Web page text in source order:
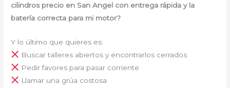
cilindros precio en San Angel con entrega rápida y la
batería correcta para mi motor?
Y lo último que quieres es:
Buscar talleres abiertos y encontrarlos cerrados
Pedir favores para pasar corriente
Llamar una grúa costosa